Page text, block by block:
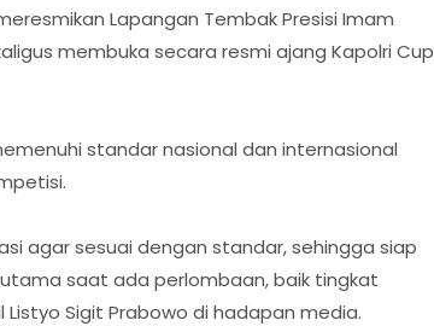
Lapangan Tembak Presisi Imam
membuka secara resmi ajang Kapolri Cup
standar nasional dan internasional
agar sesuai dengan standar, sehingga siap
saat ada perlombaan, baik tingkat
Sigit Prabowo di hadapan media.